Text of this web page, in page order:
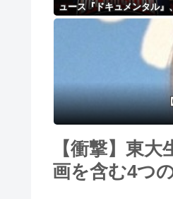
ュース『ドキュメンタル』
メリカで初の制作が決定
外タイトル『LOL』として
【衝撃】東
画を含む4つ